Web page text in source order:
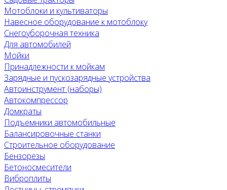
Мотоблоки и культиваторы
Навесное оборудование к мотоблоку
Снегоуборочная техника
Для автомобилей
Мойки
Принадлежности к мойкам
Зарядные и пускозарядные устройства
Автоинструмент (наборы)
Автокомпрессор
Домкраты
Подъемники автомобильные
Балансировочные станки
Строительное оборудование
Бензорезы
Бетоносмесители
Виброплиты